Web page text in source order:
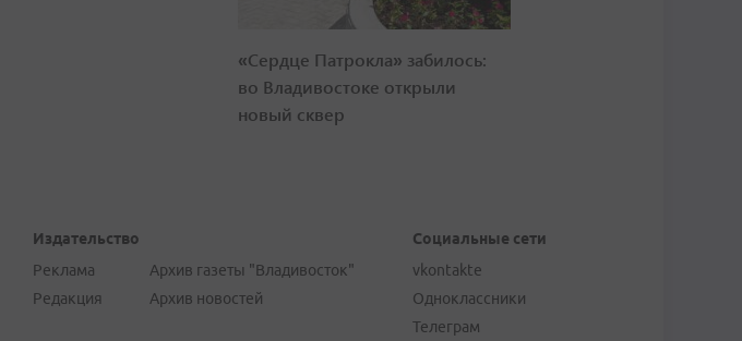
«Сердце Патрокла» забилось:
во Владивостоке открыли
новый сквер
Издательство
Реклама
Редакция
Архив газеты "Владивосток"
Архив новостей
Социальные сети
vkontakte
Одноклассники
Телеграм